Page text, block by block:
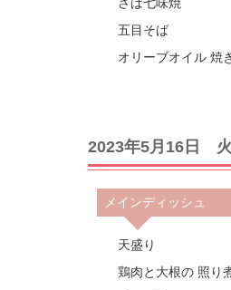
さば七味焼
五目そば
オリーブオイル 焼
2023年5月16日
メインディッシュ
天盛り
鶏肉と大根の 照り